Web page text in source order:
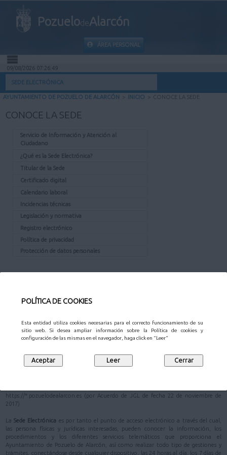
POLÍTICA DE COOKIES
Esta entidad utiliza cookies necesarias para el correcto funcionamiento de su
sitio web. Si desea ampliar información sobre la Política de cookies y
configuración de las mismas en el navegador, haga click en "Leer"
PozuelodeAlarcón
ÁREA PERSONAL
INICIO
INFORMACIÓN MUNICIPAL
09/08/2026 07:26:49
SEDE ELECTRÓNICA
AYUNTAMIENTO DE POZUELO DE ALARCÓN > INICIO > CONOCE LA SEDE
CONOCE LA SEDE
Servicio de Información y Atención al
Ciudadano
¿Qué es la Sede Electrónica?
Titular de la Sede
Certificado digital
Calendario laboral
Incidencias técnicas
Legislación y normativa
Registro electrónico
Política de privacidad
Protección de datos personales
Sede Electrónica del Ayuntamiento de Pozuelo de Alarcón está definida en su
Reglamento de Administración Electrónica
prioriza la actuación administrativa automatizada (artículo 41) y se apuesta
eficacia y eficiencia en el uso racional y adecuado de los recursos públicos; y como
garantista de una mayor seguridad jurídica de los administrados (artículo 3)
https://*.pozuelodealarcon.es (por Acuerdo de JGL de fecha 22 de noviembre de
2017)
LaSede Electrónica es por tanto el punto de acceso electrónico a través del cual,
las persona físicas y jurídicas interesadas, pueden conocer la información, los
procedimientos y los diferentes servicios telemáticos que proporciona el
Ayuntamiento de Pozuelo de Alarcón, así como realizar todo tipo de gestiones y
trámites, conectándose desde cualquier dispositivo, las 24 horas al día, los 7 días de